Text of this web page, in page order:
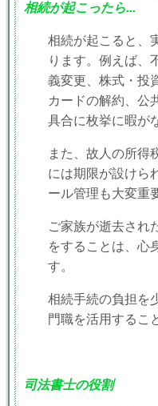
相続が起こったら...
相続が起こると、
ります。例えば、
義変更、株式・投
カードの解約、公
具合に枚挙に暇が
また、故人の所得
には期限が設けら
ール管理も大変重
ご家族が逝去され
をすることは、心
す。
相続手続の負担を
門職を活用するこ
司法書士の役割